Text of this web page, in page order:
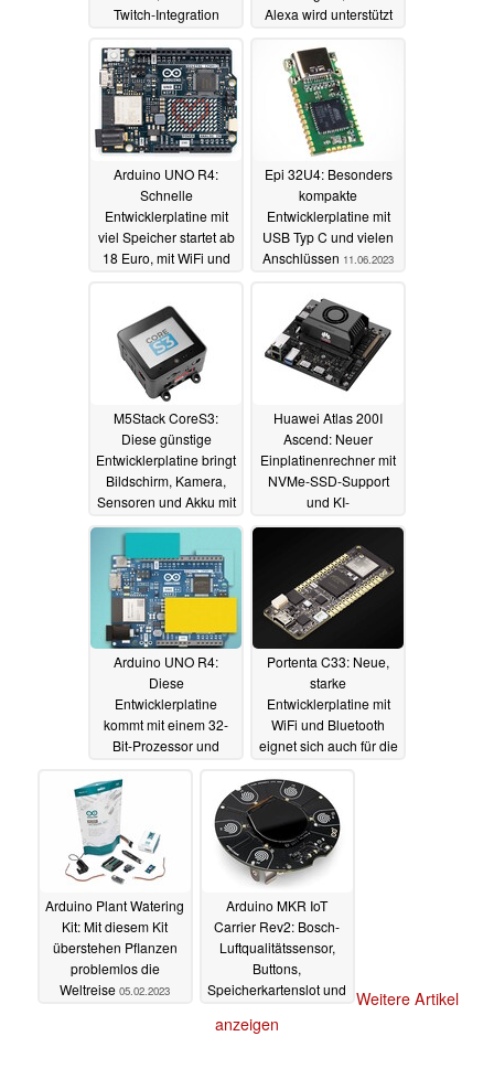
Twitch-Integration
Alexa wird unterstützt
Arduino UNO R4:
Schnelle
Entwicklerplatine mit
viel Speicher startet ab
18 Euro, mit WiFi und
Epi 32U4: Besonders
kompakte
Entwicklerplatine mit
USB Typ C und vielen
Anschlüssen 11.06.2023
M5Stack CoreS3:
Diese günstige
Entwicklerplatine bringt
Bildschirm, Kamera,
Sensoren und Akku mit
07.05.2023
Huawei Atlas 200I
Ascend: Neuer
Einplatinenrechner mit
NVMe-SSD-Support
und KI-
Beschleunigung
07.05.2023
Arduino UNO R4:
Diese
Entwicklerplatine
kommt mit einem 32-
Bit-Prozessor und
Portenta C33: Neue,
starke
Entwicklerplatine mit
WiFi und Bluetooth
eignet sich auch für die
19.03.2023
Arduino Plant Watering
Kit: Mit diesem Kit
überstehen Pflanzen
problemlos die
Weltreise 05.02.2023
Arduino MKR IoT
Carrier Rev2: Bosch-
Luftqualitätssensor,
Buttons,
Speicherkartenslot und Weitere Artikel
anzeigen